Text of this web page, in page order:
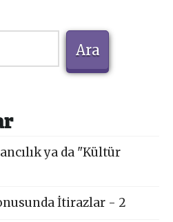
Ara
ya da "Kültür
İtirazlar - 2